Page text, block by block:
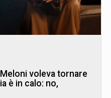
voleva tornare
è in calo: no,